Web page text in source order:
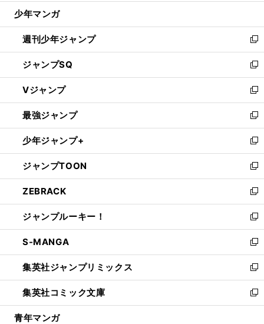
ウ
開
く
少年マンガ
週刊少年ジャンプ
新
し
い
ウ
ィ
ン
ド
ウ
で
開
く
ジャンプSQ
新
し
い
ウ
ィ
ン
ド
ウ
で
開
く
Vジャンプ
新
し
い
ウ
ィ
ン
ド
ウ
で
開
く
最強ジャンプ
新
し
い
ウ
ィ
ン
ド
ウ
で
開
く
少年ジャンプ+
新
し
い
ウ
ィ
ン
ド
ウ
で
開
く
ジャンプTOON
新
し
い
ウ
ィ
ン
ド
ウ
で
開
く
ZEBRACK
新
し
い
ウ
ィ
ン
ド
ウ
で
開
ジャンプルーキー！
新
し
い
ウ
ィ
ン
ド
ウ
S-MANGA
新
し
い
ウ
ィ
ン
集英社ジャンプリミックス
新
し
い
ウ
集英社コミック文庫
新
し
青年マンガ